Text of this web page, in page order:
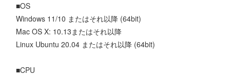
■OS
Windows 11/10 またはそれ以降 (64bit)
Mac OS X: 10.13またはそれ以降
Linux Ubuntu 20.04 またはそれ以降 (64bit)
■CPU